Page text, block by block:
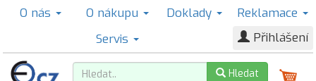
O nás O nákupu Doklady
Reklamace
Servis
Přihlášení
Hledat